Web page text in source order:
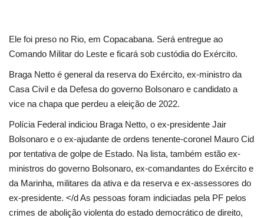
Ele foi preso no Rio, em Copacabana. Será entregue ao
Comando Militar do Leste e ficará sob custódia do Exército.
Braga Netto é general da reserva do Exército, ex-ministro da
Casa Civil e da Defesa do governo Bolsonaro e candidato a
vice na chapa que perdeu a eleição de 2022.
Polícia Federal indiciou Braga Netto, o ex-presidente Jair
Bolsonaro e o ex-ajudante de ordens tenente-coronel Mauro Cid
por tentativa de golpe de Estado. Na lista, também estão ex-
ministros do governo Bolsonaro, ex-comandantes do Exército e
da Marinha, militares da ativa e da reserva e ex-assessores do
ex-presidente. </d As pessoas foram indiciadas pela PF pelos
crimes de abolição violenta do estado democrático de direito,